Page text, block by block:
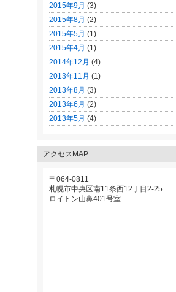
2015年9月 (3)
2015年8月 (2)
2015年5月 (1)
2015年4月 (1)
2014年12月 (4)
2013年11月 (1)
2013年8月 (3)
2013年6月 (2)
2013年5月 (4)
アクセスMAP
〒064-0811
札幌市中央区南11条西12丁目2-25
ロイトン山鼻401号室